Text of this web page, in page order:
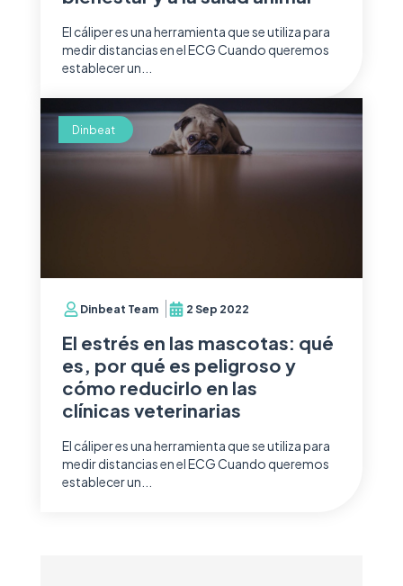
El cáliper es una herramienta que se utiliza para
medir distancias en el ECG Cuando queremos
establecer un...
Dinbeat Team 2 Sep 2022
El estrés en las mascotas: qué
es, por qué es peligroso y
cómo reducirlo en las
clínicas veterinarias
El cáliper es una herramienta que se utiliza para
medir distancias en el ECG Cuando queremos
establecer un...
Dinbeat